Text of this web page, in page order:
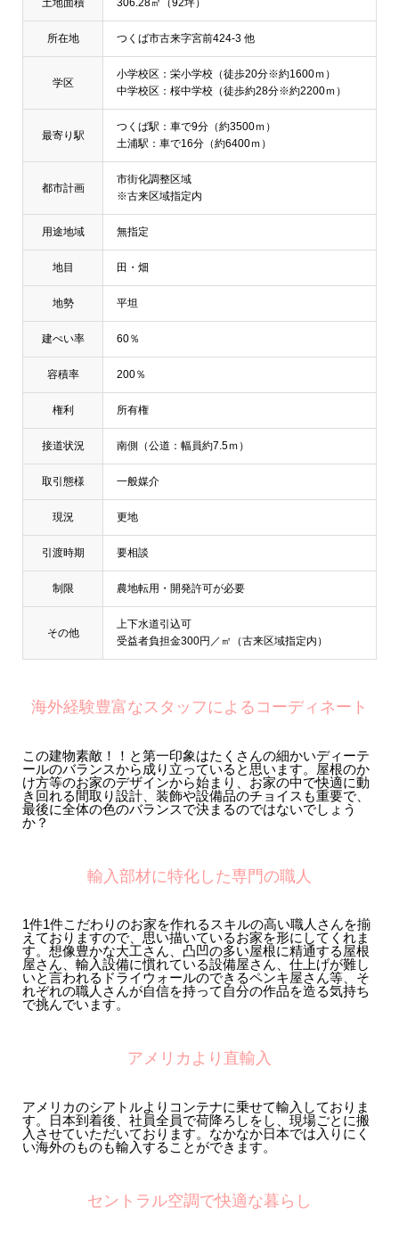
土地面積 306.28㎡（92坪）
所在地 つくば市古来字宮前424-3 他
学区
小学校区：栄小学校（徒歩20分※約1600ｍ）
中学校区：桜中学校（徒歩約28分※約2200ｍ）
最寄り駅
つくば駅：車で9分（約3500ｍ）
土浦駅：車で16分（約6400ｍ）
都市計画
市街化調整区域
※古来区域指定内
用途地域 無指定
地目 田・畑
地勢 平坦
建ぺい率 60％
容積率 200％
権利 所有権
接道状況 南側（公道：幅員約7.5ｍ）
取引態様 一般媒介
現況 更地
引渡時期 要相談
制限 農地転用・開発許可が必要
その他
上下水道引込可
受益者負担金300円／㎡（古来区域指定内）
海外経験豊富なスタッフによるコーディネート
この建物素敵！！と第一印象はたくさんの細かいディーテ
ールのバランスから成り立っていると思います。屋根のか
け方等のお家のデザインから始まり、お家の中で快適に動
き回れる間取り設計、装飾や設備品のチョイスも重要で、
最後に全体の色のバランスで決まるのではないでしょう
か？
輸入部材に特化した専門の職人
1件1件こだわりのお家を作れるスキルの高い職人さんを揃
えておりますので、思い描いているお家を形にしてくれま
す。想像豊かな大工さん、凸凹の多い屋根に精通する屋根
屋さん、輸入設備に慣れている設備屋さん、仕上げが難し
いと言われるドライウォールのできるペンキ屋さん等、そ
れぞれの職人さんが自信を持って自分の作品を造る気持ち
で挑んでいます。
アメリカより直輸入
アメリカのシアトルよりコンテナに乗せて輸入しておりま
す。日本到着後、社員全員で荷降ろしをし、現場ごとに搬
入させていただいております。なかなか日本では入りにく
い海外のものも輸入することができます。
セントラル空調で快適な暮らし